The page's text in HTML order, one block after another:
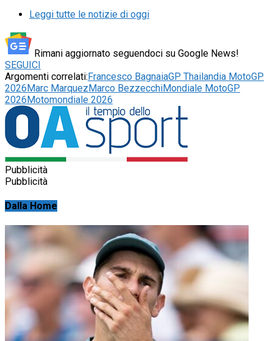
Leggi tutte le notizie di oggi
Rimani aggiornato seguendoci su Google News!
SEGUICI
Argomenti correlati: Francesco BagnaiaGP Thailandia MotoGP
2026 Marc Marquez Marco BezzecchiMondiale MotoGP
2026 Motomondiale 2026
Pubblicità
Pubblicità
Dalla Home